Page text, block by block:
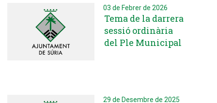
03 de Febrer de 2026
Tema de la darrera
sessió ordinària
del Ple Municipal
29 de Desembre de 2025